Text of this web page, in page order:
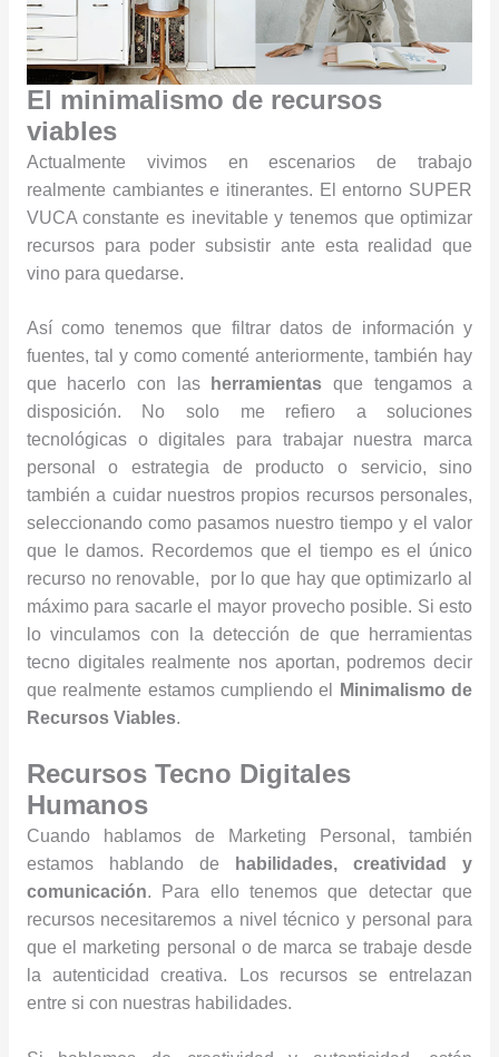
El minimalismo de recursos
viables
Actualmente vivimos en escenarios de trabajo
realmente cambiantes e itinerantes. El entorno SUPER
VUCA constante es inevitable y tenemos que optimizar
recursos para poder subsistir ante esta realidad que
vino para quedarse.
Así como tenemos que filtrar datos de información y
fuentes, tal y como comenté anteriormente, también hay
que hacerlo con las
herramientas que tengamos a
disposición. No solo me refiero a soluciones
tecnológicas o digitales para trabajar nuestra marca
personal o estrategia de producto o servicio, sino
también a cuidar nuestros propios recursos personales,
seleccionando como pasamos nuestro tiempo y el valor
que le damos. Recordemos que el tiempo es el único
recurso no renovable, por lo que hay que optimizarlo al
máximo para sacarle el mayor provecho posible. Si esto
lo vinculamos con la detección de que herramientas
tecno digitales realmente nos aportan, podremos decir
que realmente estamos cumpliendo el
Minimalismo de
Recursos Viables.
Recursos Tecno Digitales
Humanos
Cuando hablamos de Marketing Personal, también
estamos hablando de
habilidades, creatividad y
comunicación. Para ello tenemos que detectar que
recursos necesitaremos a nivel técnico y personal para
que el marketing personal o de marca se trabaje desde
la autenticidad creativa. Los recursos se entrelazan
entre si con nuestras habilidades.